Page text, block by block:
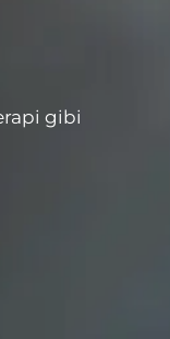
gibi